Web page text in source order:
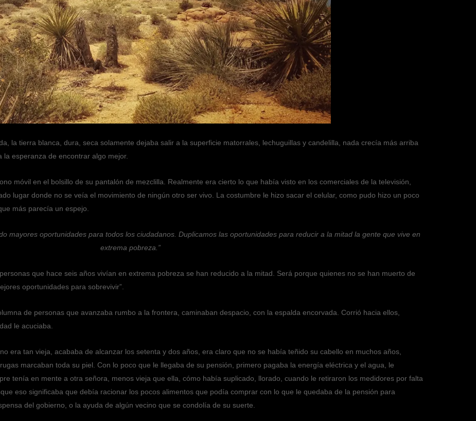
la tierra blanca, dura, seca solamente dejaba salir a la superficie matorrales, lechuguillas y candelilla, nada crecía más arriba
esperanza de encontrar algo mejor.
móvil en el bolsillo de su pantalón de mezclilla. Realmente era cierto lo que había visto en los comerciales de la televisión,
lugar donde no se veía el movimiento de ningún otro ser vivo. La costumbre le hizo sacar el celular, como pudo hizo un poco
más parecía un espejo.
mayores oportunidades para todos los ciudadanos. Duplicamos las oportunidades para reducir a la mitad la gente que vive en
extrema pobreza.”
que hace seis años vivían en extrema pobreza se han reducido a la mitad. Será porque quienes no se han muerto de
oportunidades para sobrevivir”.
de personas que avanzaba rumbo a la frontera, caminaban despacio, con la espalda encorvada. Corrió hacia ellos,
le acuciaba.
era tan vieja, acababa de alcanzar los setenta y dos años, era claro que no se había teñido su cabello en muchos años,
marcaban toda su piel. Con lo poco que le llegaba de su pensión, primero pagaba la energía eléctrica y el agua, le
tenía en mente a otra señora, menos vieja que ella, cómo había suplicado, llorado, cuando le retiraron los medidores por falta
eso significaba que debía racionar los pocos alimentos que podía comprar con lo que le quedaba de la pensión para
del gobierno, o la ayuda de algún vecino que se condolía de su suerte.